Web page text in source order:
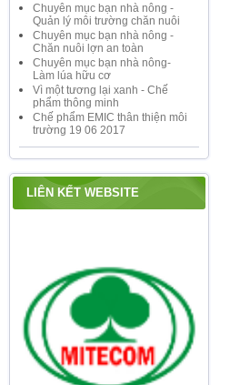
Chuyên mục bạn nhà nông -
Quản lý môi trường chăn nuôi
Chuyên mục bạn nhà nông -
Chăn nuôi lợn an toàn
Chuyên mục bạn nhà nông-
Làm lúa hữu cơ
Vì một tương lại xanh - Chế
phẩm thông minh
Chế phẩm EMIC thân thiện môi
trường 19 06 2017
LIÊN KẾT WEBSITE